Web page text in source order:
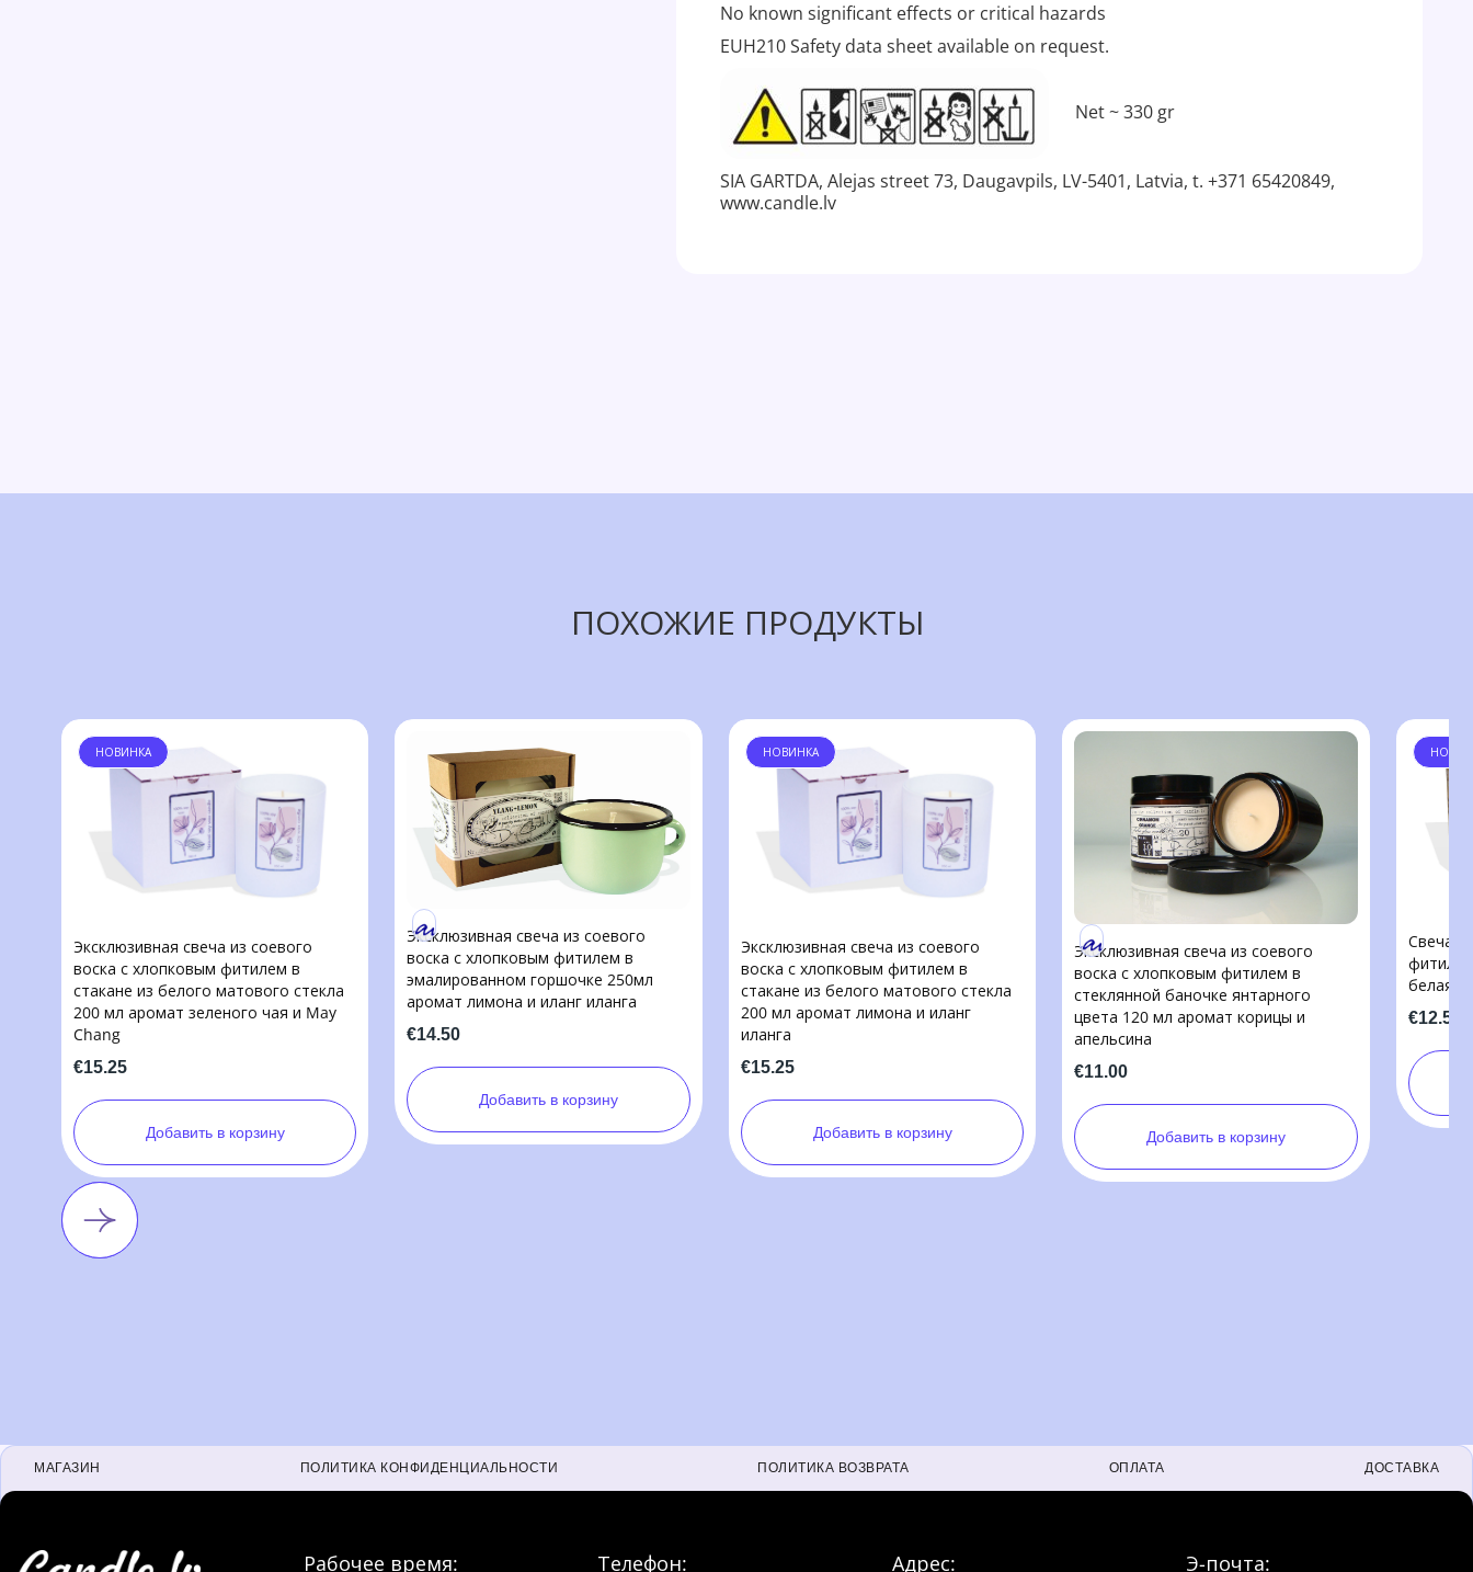
No known significant effects or critical hazards
EUH210 Safety data sheet available on request.
Net ~ 330 gr
SIA GARTDA, Alejas street 73, Daugavpils, LV-5401, Latvia, t. +371 65420849,
www.candle.lv
ПОХОЖИЕ ПРОДУКТЫ
НОВИНКА
Эксклюзивная свеча из соевого
воска с хлопковым фитилем в
стакане из белого матового стекла
200 мл аромат зеленого чая и May
Chang
€15.25
Эксклюзивная свеча из соевого
воска с хлопковым фитилем в
эмалированном горшочке 250мл
аромат лимона и иланг иланга
€14.50
НОВИНКА
Эксклюзивная свеча из соевого
воска с хлопковым фитилем в
стакане из белого матового стекла
200 мл аромат лимона и иланг
иланга
€15.25
Эксклюзивная свеча из соевого
воска с хлопковым фитилем в
стеклянной баночке янтарного
цвета 120 мл аромат корицы и
апельсина
€11.00
Свеча
белая с
€12.50
МАГАЗИН ПОЛИТИКА КОНФИДЕНЦИАЛЬНОСТИ ПОЛИТИКА ВОЗВРАТА ОПЛАТА ДОСТАВКА
Рабочее время: Телефон: Адрес: Э-почта: